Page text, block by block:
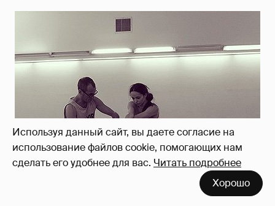
Используя данный сайт, вы даете согласие на
использование файлов cookie, помогающих нам
сделать его удобнее для вас. Читать подробнее
Хорошо